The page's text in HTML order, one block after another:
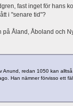
fast inget för hans
i "senare tid"?
på Åland, Åboland och
redan 1050 kan
Han nämner förvisso ett